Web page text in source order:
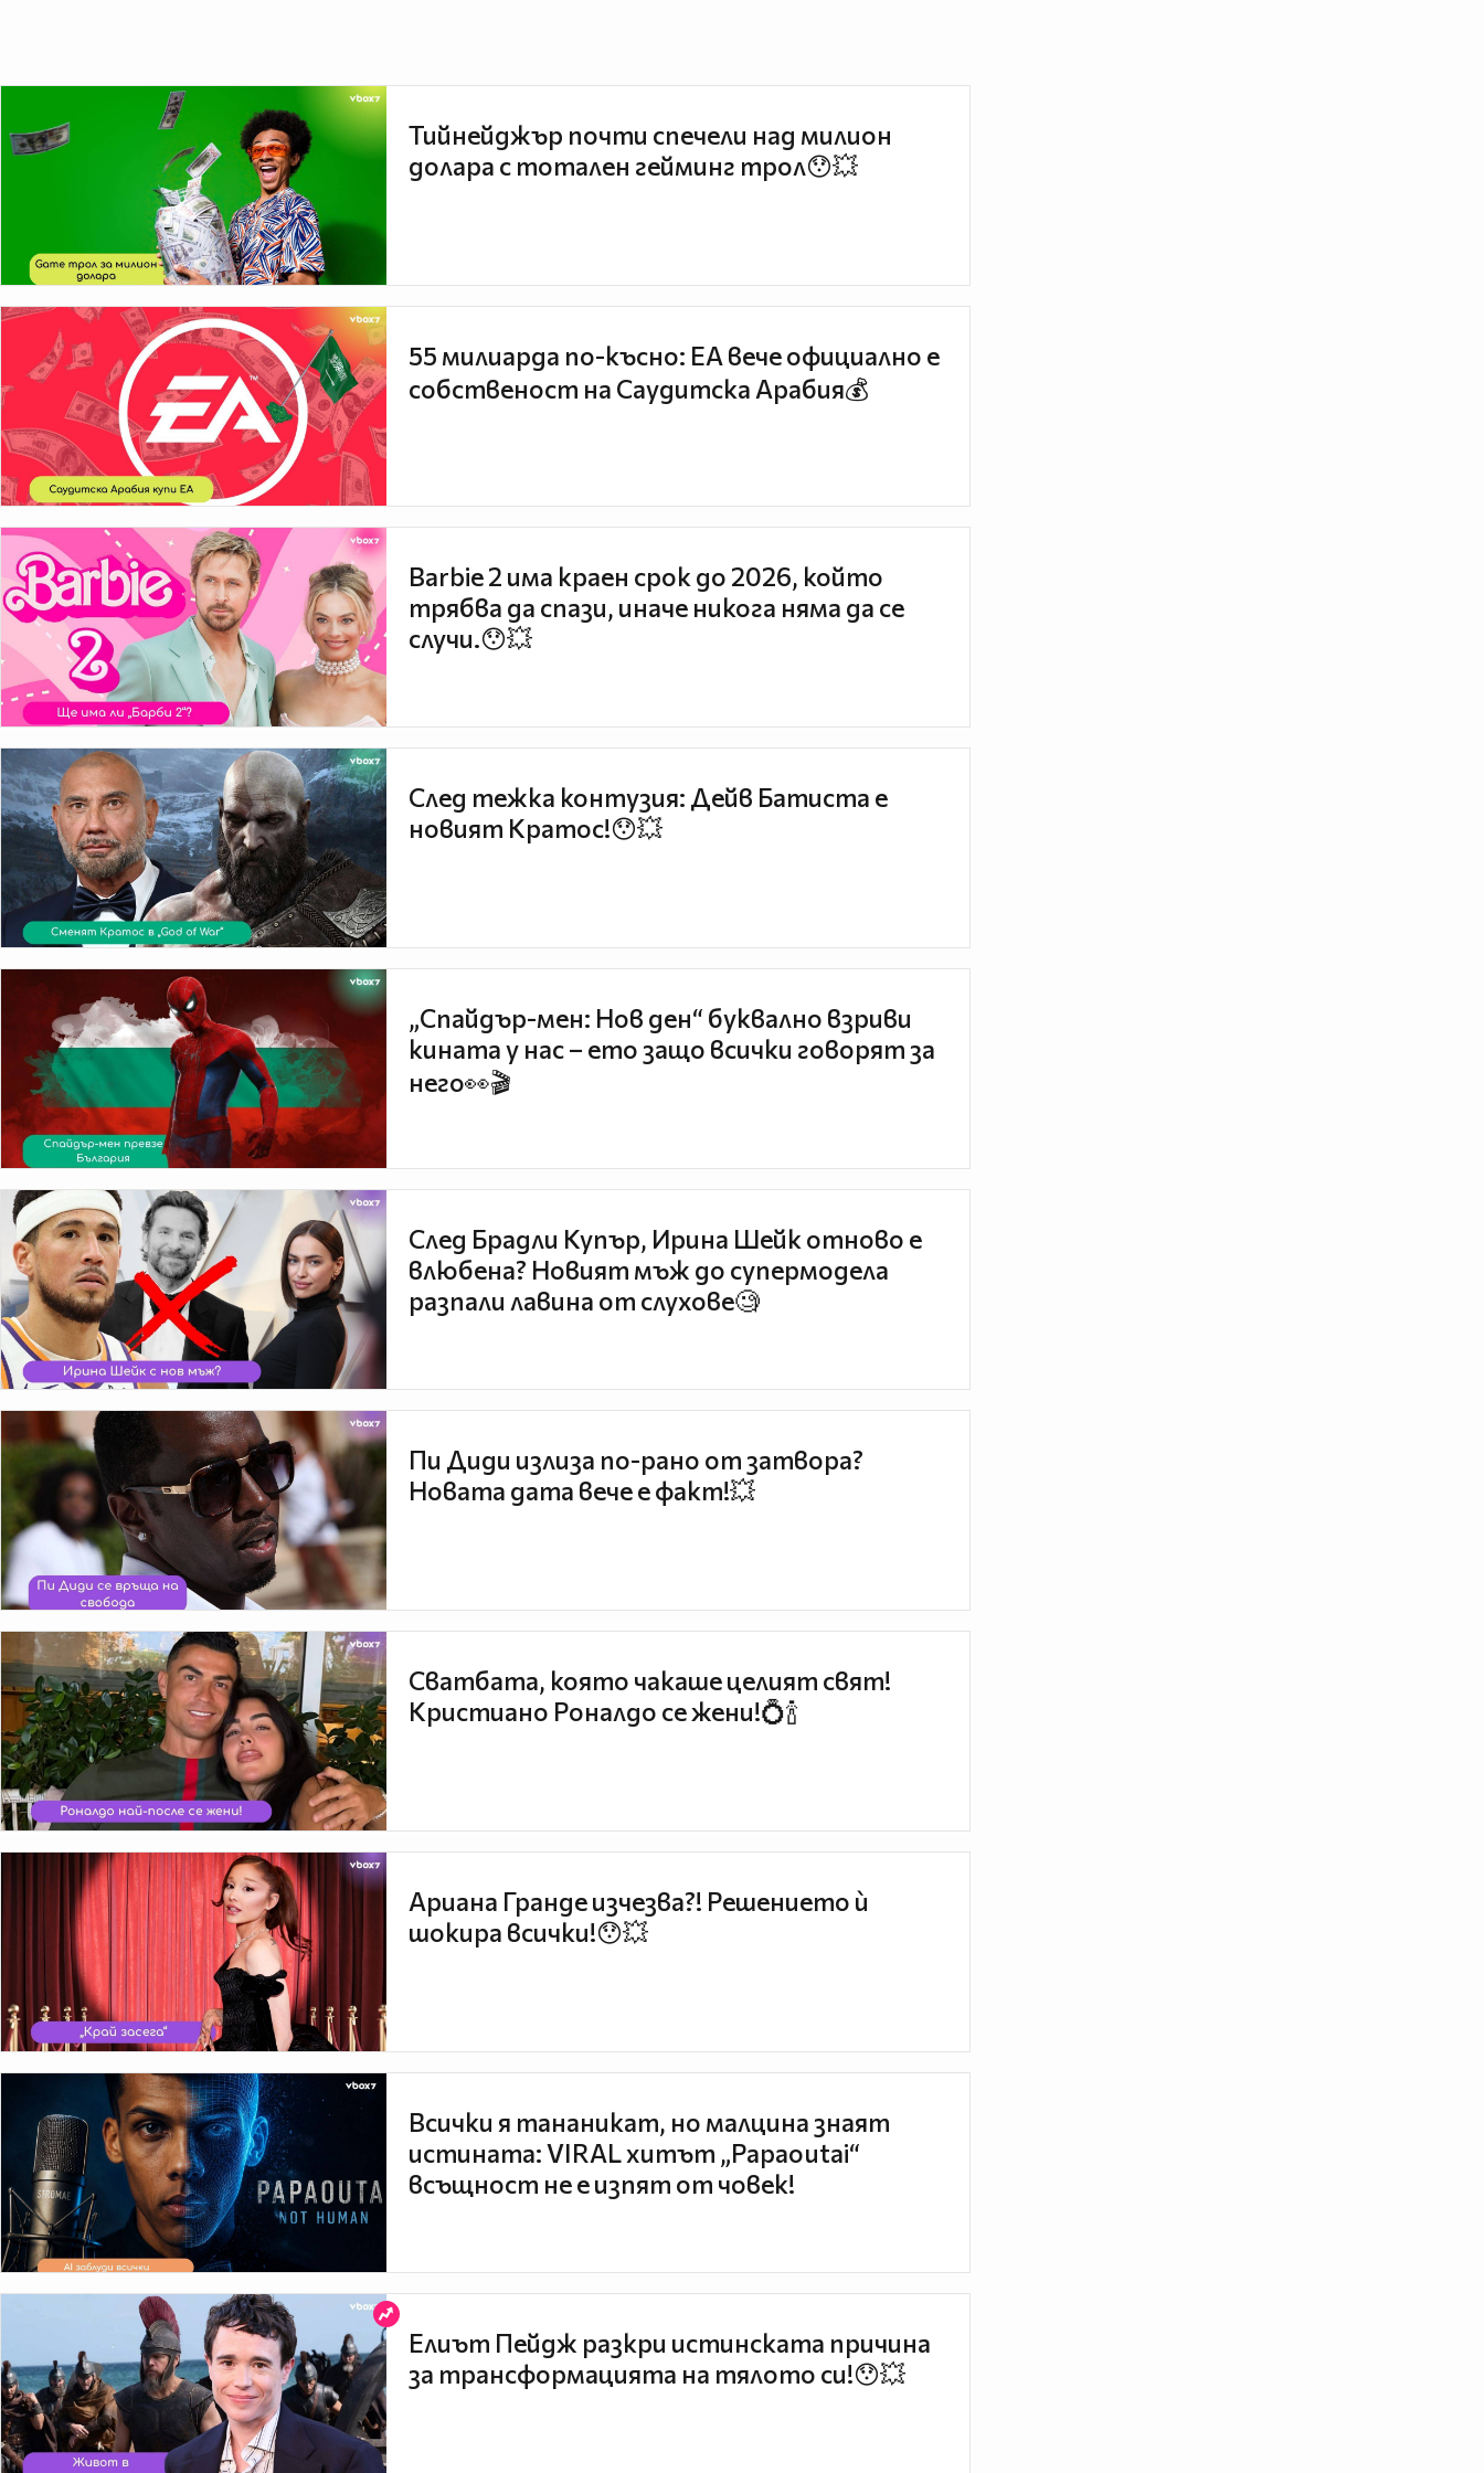
Тийнейджър почти спечели над милион
долара с тотален гейминг трол😯💥
55 милиарда по-късно: EA вече официално е
собственост на Саудитска Арабия💰
Barbie 2 има краен срок до 2026, който
трябва да спази, иначе никога няма да се
случи.😯💥
След тежка контузия: Дейв Батиста е
новият Кратос!😯💥
„Спайдър-мен: Нов ден“ буквално взриви
кината у нас – ето защо всички говорят за
него👀🎬
След Брадли Купър, Ирина Шейк отново е
влюбена? Новият мъж до супермодела
разпали лавина от слухове🧐
Пи Диди излиза по-рано от затвора?
Новата дата вече е факт!💥
Сватбата, която чакаше целият свят!
Кристиано Роналдо се жени!💍🍾
Ариана Гранде изчезва?! Решението ѝ
шокира всички!😯💥
Всички я тананикат, но малцина знаят
истината: VIRAL хитът „Papaoutai“
всъщност не е изпят от човек!
Елиът Пейдж разкри истинската причина
за трансформацията на тялото си!😯💥